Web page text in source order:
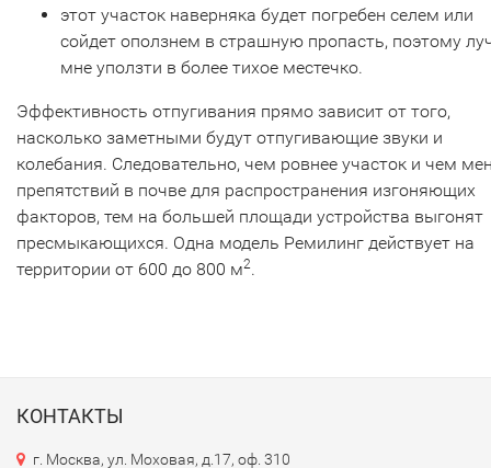
этот участок наверняка будет погребен селем или
сойдет оползнем в страшную пропасть, поэтому
мне уползти в более тихое местечко.
Эффективность отпугивания прямо зависит от того,
насколько заметными будут отпугивающие звуки и
колебания. Следовательно, чем ровнее участок и чем
препятствий в почве для распространения изгоняющих
факторов, тем на большей площади устройства выгонят
пресмыкающихся. Одна модель Ремилинг действует на
территории от 600 до 800 м2.
КОНТАКТЫ
г. Москва, ул. Моховая, д.17, оф. 310